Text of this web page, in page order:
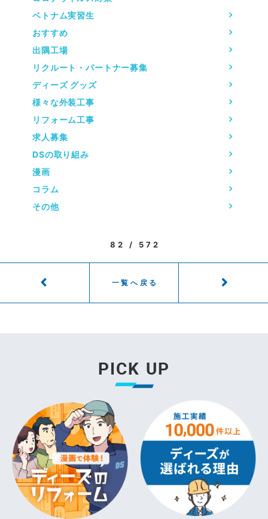
ベトナム実習生
おすすめ
出隅工場
リクルート・パートナー募集
ディーズ グッズ
様々な外装工事
リフォーム工事
求人募集
DSの取り組み
漫画
コラム
その他
82 / 572
一覧へ戻る
PICK UP